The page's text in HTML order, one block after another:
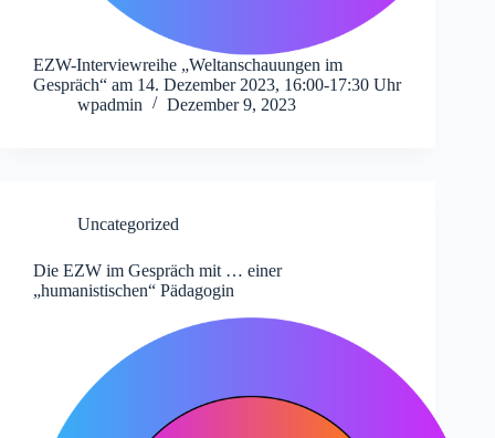
EZW-Interviewreihe „Weltanschauungen im
Gespräch“ am 14. Dezember 2023, 16:00-17:30 Uhr
wpadmin
Dezember 9, 2023
Uncategorized
Die EZW im Gespräch mit … einer
„humanistischen“ Pädagogin